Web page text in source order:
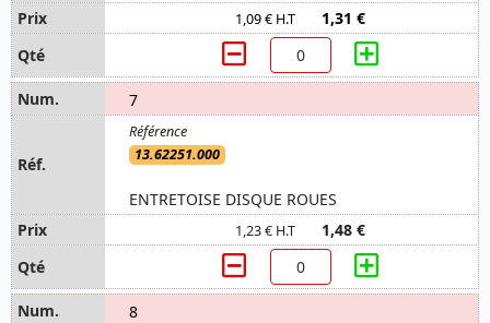
1,09 € H.T 1,31 €
7
13.62251.000
ENTRETOISE DISQUE ROUES
1,23 € H.T 1,48 €
8